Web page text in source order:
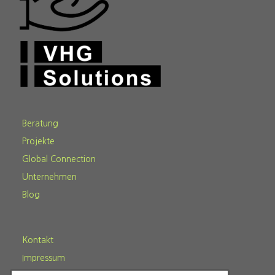
Beratung
Projekte
Global Connection
Unternehmen
Blog
Kontakt
Impressum